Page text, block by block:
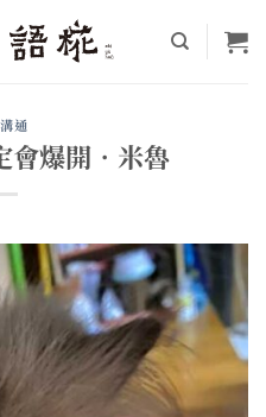
通
會爆開•米魯